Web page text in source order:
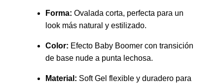
Forma: Ovalada corta, perfecta para un
look más natural y estilizado.
Color: Efecto Baby Boomer con transición
de base nude a punta lechosa.
Material: Soft Gel flexible y duradero para